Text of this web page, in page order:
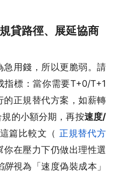
貸路徑、展延協商
用錢，所以更脆弱。請
指標：當你需要T+0/T+1
正規替代方案，如薪轉
的小額分期，再按速度/
篇比較文（ 正規替代方
你在壓力下仍做出理性選
阱視為「速度偽裝成本」